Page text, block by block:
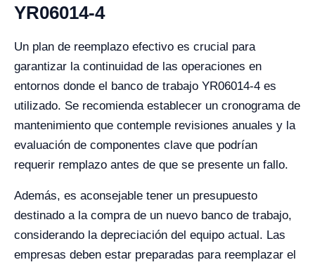
YR06014-4
Un plan de reemplazo efectivo es crucial para
garantizar la continuidad de las operaciones en
entornos donde el banco de trabajo YR06014-4 es
utilizado. Se recomienda establecer un cronograma de
mantenimiento que contemple revisiones anuales y la
evaluación de componentes clave que podrían
requerir remplazo antes de que se presente un fallo.
Además, es aconsejable tener un presupuesto
destinado a la compra de un nuevo banco de trabajo,
considerando la depreciación del equipo actual. Las
empresas deben estar preparadas para reemplazar el